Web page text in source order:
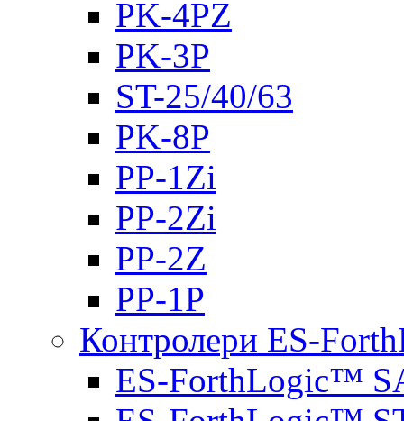
PK-4PZ
PK-3Р
ST-25/40/63
PK-8P
PP-1Zi
PP-2Zi
PP-2Z
PP-1P
Контролери ES-
ES-ForthLogic™